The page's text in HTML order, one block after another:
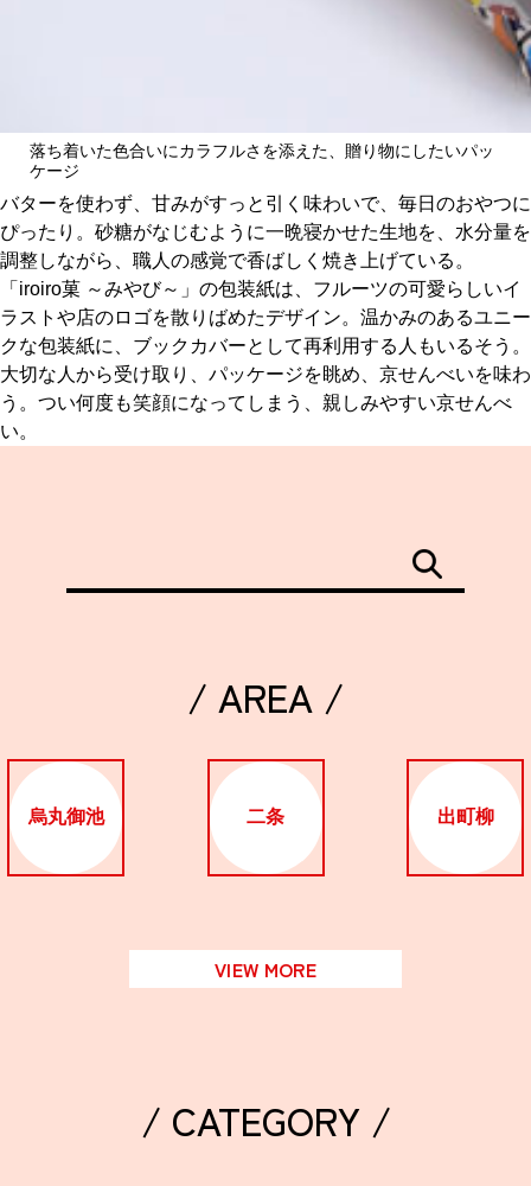
落ち着いた色合いにカラフルさを添えた、贈り物にしたいパッ
ケージ
バターを使わず、甘みがすっと引く味わいで、毎日のおやつに
ぴったり。砂糖がなじむように一晩寝かせた生地を、水分量を
調整しながら、職人の感覚で香ばしく焼き上げている。
「iroiro菓 ～みやび～」の包装紙は、フルーツの可愛らしいイ
ラストや店のロゴを散りばめたデザイン。温かみのあるユニー
クな包装紙に、ブックカバーとして再利用する人もいるそう。
大切な人から受け取り、パッケージを眺め、京せんべいを味わ
う。つい何度も笑顔になってしまう、親しみやすい京せんべ
い。
/ AREA /
烏丸御池 二条 出町柳
VIEW MORE
/ CATEGORY /